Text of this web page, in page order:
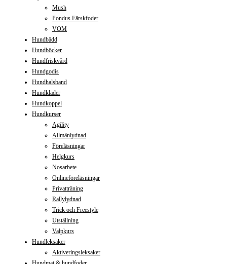
Mush
Pondus Färskfoder
VOM
Hundbädd
Hundböcker
Hundfriskvård
Hundgodis
Hundhalsband
Hundkläder
Hundkoppel
Hundkurser
Agility
Allmänlydnad
Föreläsningar
Helgkurs
Nosarbete
Onlineföreläsningar
Privatträning
Rallylydnad
Trick och Freestyle
Utställning
Valpkurs
Hundleksaker
Aktiveringsleksaker